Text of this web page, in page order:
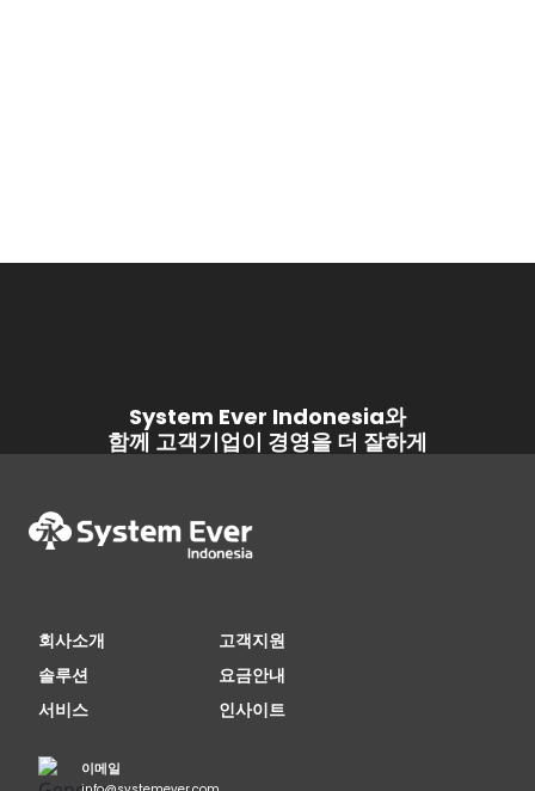
System Ever Indonesia와
함께 고객기업이 경영을 더 잘하게
회사소개
솔루션
서비스
고객지원
요금안내
인사이트
이메일